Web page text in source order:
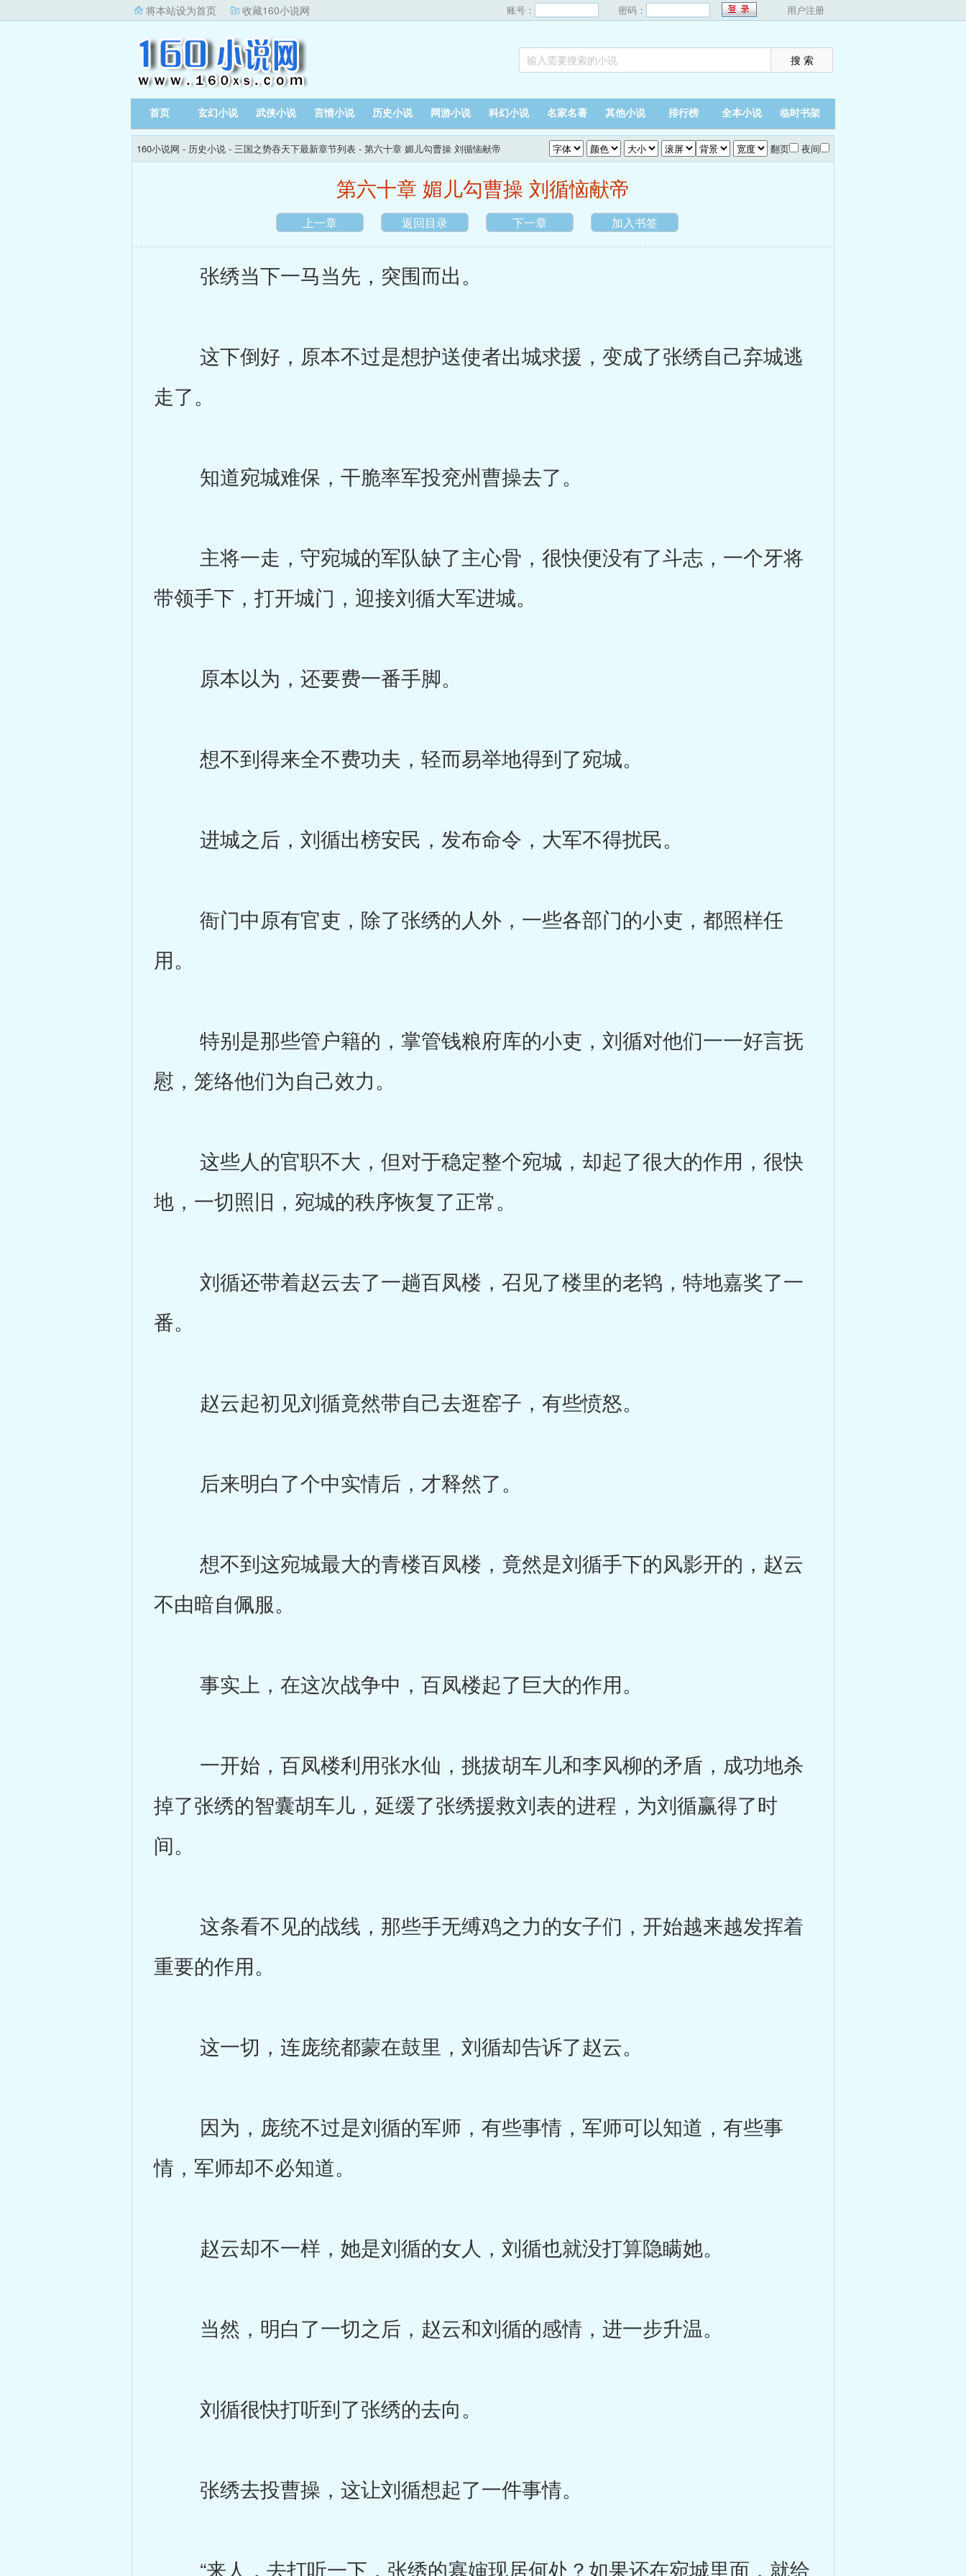
将本站设为首页 收藏160小说网 账号： 密码： 用户注册
首页 玄幻小说 武侠小说 言情小说 历史小说 网游小说 科幻小说 名家名著 其他小说 排行榜 全本小说 临时书架
160小说网 - 历史小说 - 三国之势吞天下最新章节列表 - 第六十章 媚儿勾曹操 刘循恼献帝 翻页 夜间
第六十章 媚儿勾曹操 刘循恼献帝
上一章 返回目录 下一章 加入书签
张绣当下一马当先，突围而出。
这下倒好，原本不过是想护送使者出城求援，变成了张绣自己弃城逃
走了。
知道宛城难保，干脆率军投兖州曹操去了。
主将一走，守宛城的军队缺了主心骨，很快便没有了斗志，一个牙将
带领手下，打开城门，迎接刘循大军进城。
原本以为，还要费一番手脚。
想不到得来全不费功夫，轻而易举地得到了宛城。
进城之后，刘循出榜安民，发布命令，大军不得扰民。
衙门中原有官吏，除了张绣的人外，一些各部门的小吏，都照样任
用。
特别是那些管户籍的，掌管钱粮府库的小吏，刘循对他们一一好言抚
慰，笼络他们为自己效力。
这些人的官职不大，但对于稳定整个宛城，却起了很大的作用，很快
地，一切照旧，宛城的秩序恢复了正常。
刘循还带着赵云去了一趟百凤楼，召见了楼里的老鸨，特地嘉奖了一
番。
赵云起初见刘循竟然带自己去逛窑子，有些愤怒。
后来明白了个中实情后，才释然了。
想不到这宛城最大的青楼百凤楼，竟然是刘循手下的风影开的，赵云
不由暗自佩服。
事实上，在这次战争中，百凤楼起了巨大的作用。
一开始，百凤楼利用张水仙，挑拔胡车儿和李风柳的矛盾，成功地杀
掉了张绣的智囊胡车儿，延缓了张绣援救刘表的进程，为刘循赢得了时
间。
这条看不见的战线，那些手无缚鸡之力的女子们，开始越来越发挥着
重要的作用。
这一切，连庞统都蒙在鼓里，刘循却告诉了赵云。
因为，庞统不过是刘循的军师，有些事情，军师可以知道，有些事
情，军师却不必知道。
赵云却不一样，她是刘循的女人，刘循也就没打算隐瞒她。
当然，明白了一切之后，赵云和刘循的感情，进一步升温。
刘循很快打听到了张绣的去向。
张绣去投曹操，这让刘循想起了一件事情。
“来人，去打听一下，张绣的寡婶现居何处？如果还在宛城里面，就给